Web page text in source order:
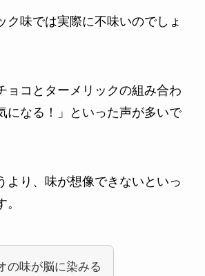
ク味では実際に不味いのでしょ
ョコとターメリックの組み合わ
になる！」といった声が多いで
より、味が想像できないといっ
の味が脳に染みる